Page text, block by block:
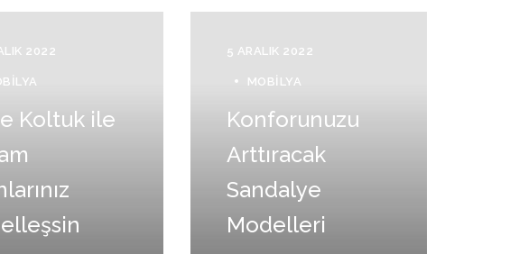
2022
Koltuk ile
5 ARALIK 2022
MOBILYA
Konforunuzu
Arttıracak
Sandalye
Modelleri